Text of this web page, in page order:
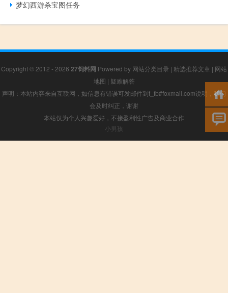
梦幻西游杀宝图任务
Copyright © 2012 - 2026 27饲料网 Powered by 网站分类目录 | 精选推荐文章 | 网站
地图 | 疑难解答
声明：本站内容来自互联网，如信息有错误可发邮件到f_fb#foxmail.com说明，我们
会及时纠正，谢谢
本站仅为个人兴趣爱好，不接盈利性广告及商业合作
小男孩